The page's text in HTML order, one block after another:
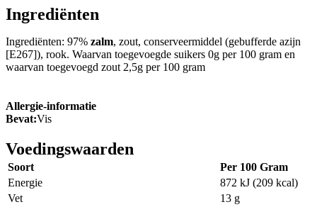
Ingrediënten
Ingrediënten: 97% zalm, zout, conserveermiddel (gebufferde azijn
[E267]), rook. Waarvan toegevoegde suikers 0g per 100 gram en
waarvan toegevoegd zout 2,5g per 100 gram
Allergie-informatie
Bevat:Vis
Voedingswaarden
Soort
Per 100 Gram
Energie
872 kJ (209 kcal)
Vet
13 g